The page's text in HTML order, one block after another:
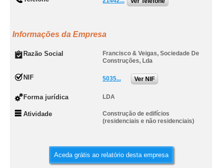
Informações da Empresa
Razão Social
Francisco & Veigas, Sociedade De
Construções, Lda
NIF 5035... Ver NIF
Forma jurídica LDA
Atividade
Construção de edifícios
(residenciais e não residenciais)
Aceda grátis ao relatório desta empresa